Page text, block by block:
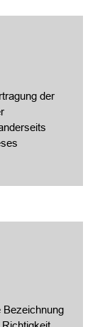
der
Bezeichnung